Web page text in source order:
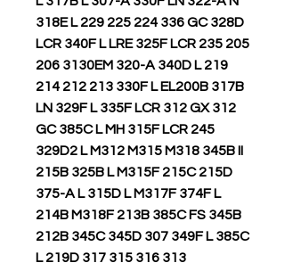
318E L 229 225 224 336 GC 328D
LCR 340F L LRE 325F LCR 235 205
206 3130EM 320-A 340D L 219
214 212 213 330F L EL200B 317B
LN 329F L 335F LCR 312 GX 312
GC 385C L MH 315F LCR 245
329D2 L M312 M315 M318 345B II
215B 325B L M315F 215C 215D
375-A L 315D L M317F 374F L
214B M318F 213B 385C FS 345B
212B 345C 345D 307 349F L 385C
L 219D 317 315 316 313